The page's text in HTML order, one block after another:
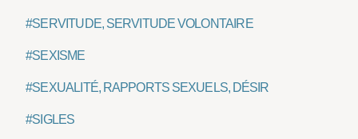
#SERVITUDE, SERVITUDE VOLONTAIRE
#SEXISME
#SEXUALITÉ, RAPPORTS SEXUELS, DÉSIR
#SIGLES